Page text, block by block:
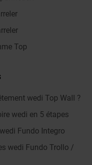
Top
wedi Top Wall ?
wedi en 5 étapes
Fundo Integro
wedi Fundo Trollo /